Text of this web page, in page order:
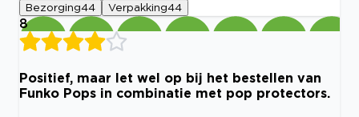
Bezorging44 Verpakking44
8
Positief, maar let wel op bij het bestellen van
Funko Pops in combinatie met pop protectors.